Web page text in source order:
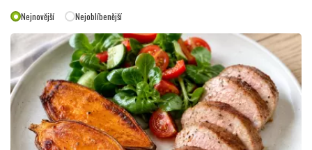
Nejnovější Nejoblíbenější